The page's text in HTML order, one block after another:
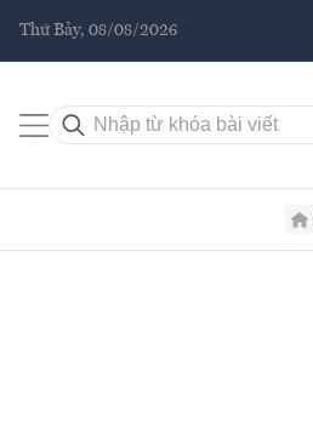
Thứ Bảy, 08/08/2026